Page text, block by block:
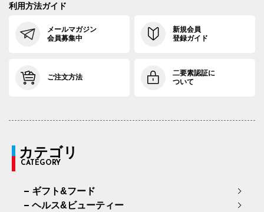
利用方法ガイド
メールマガジン
会員募集中
新規会員
登録ガイド
ご注文方法
二要素認証に
ついて
カテゴリ
CATEGORY
ギフト&フード
ヘルス&ビューティー